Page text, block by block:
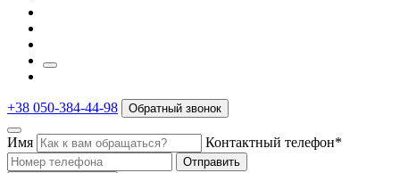
+38 050-384-44-98 Обратный звонок
Имя Контактный телефон*
Отправить